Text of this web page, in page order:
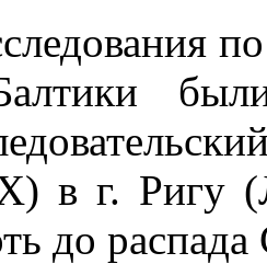
в г. Ригу
до